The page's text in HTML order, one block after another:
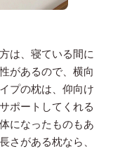
は、寝ている間に
があるので、横向
プの枕は、仰向け
ポートしてくれる
になったものもあ
さがある枕なら、